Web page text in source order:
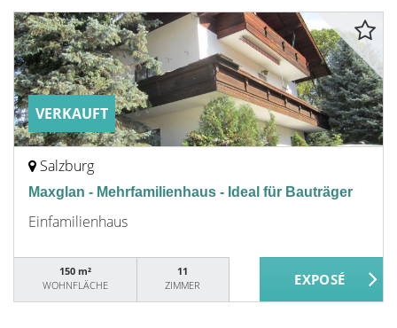
VERKAUFT
Salzburg
Maxglan - Mehrfamilienhaus - Ideal für Bauträger
Einfamilienhaus
150 m²
WOHNFLÄCHE
11
ZIMMER